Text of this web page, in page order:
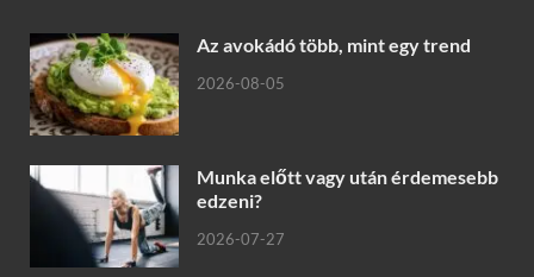
Az avokádó több, mint egy trend
2026-08-05
Munka előtt vagy után érdemesebb
edzeni?
2026-07-27